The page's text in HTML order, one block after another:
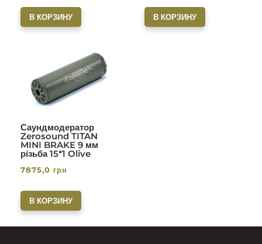
В КОРЗИНУ В КОРЗИНУ
Саундмодератор
Zerosound TITAN
MINI BRAKE 9 мм
різьба 15*1 Olive
7875,0 грн
В КОРЗИНУ